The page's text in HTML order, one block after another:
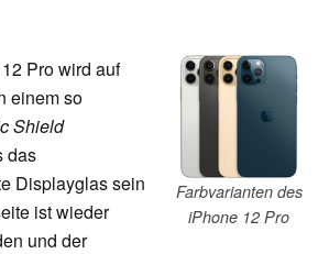
Farbvarianten des
iPhone 12 Pro
Pro wird auf
einem so
Shield
das
Displayglas sein
ist wieder
und der